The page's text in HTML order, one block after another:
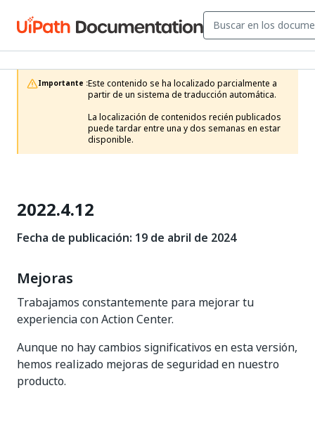
Importante :Este contenido se ha localizado parcialmente a
partir de un sistema de traducción automática.
La localización de contenidos recién publicados
puede tardar entre una y dos semanas en estar
disponible.
2022.4.12
Fecha de publicación: 19 de abril de 2024
Mejoras
Trabajamos constantemente para mejorar tu
experiencia con Action Center.
Aunque no hay cambios significativos en esta versión,
hemos realizado mejoras de seguridad en nuestro
producto.